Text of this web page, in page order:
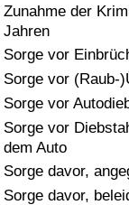
Zunahme der
Jahren
Sorge vor
Sorge vor (Raub-
Sorge vor
Sorge vor
dem Auto
Sorge davor,
Sorge davor,